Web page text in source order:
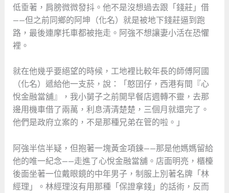
低垂著，肩膀微微發抖。他不是沒想過去跟「錢莊」借
——但之前同鄉的阿坤（化名）就是被地下錢莊逼到跑
路，最後連摩托車都被拖走。阿強不想讓妻小活在恐懼
裡。
就在他幾乎要絕望的時候，工地裡比較年長的師傅阿國
（化名）遞給他一支菸，說：「憨囝仔，西港有間『心
悅金融當舖』，我小舅子之前開早餐店週轉不靈，去那
邊用機車借了兩萬，利息清清楚楚，三個月就還完了。
他們是政府立案的，不是那種兄弟在管的啦。」
阿強半信半疑，但抱著一塊黃金項鍊——那是他媽媽留給
他的唯一紀念——走進了心悅金融當舖。店面明亮，櫃檯
後面坐著一位戴眼鏡的中年男子，制服上別著名牌「林
經理」。林經理沒有用那種「保證拿錢」的話術，反而